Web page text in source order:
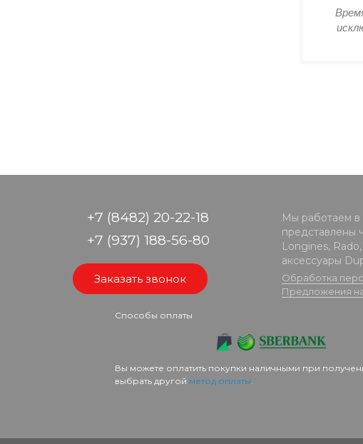
+7 (8482) 20-22-18
+7 (937) 188-56-80
Заказать звонок
Мы работаем в
представлены
Longines,
аксессуары
Обработка
Предложения
Способы оплаты
Вы можете оплатить покупки наличными при
выбрать другой метод оплаты.